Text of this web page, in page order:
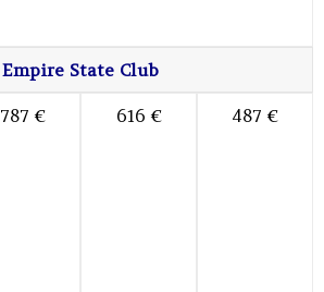
Empire State Club
787 € 616 € 487 €